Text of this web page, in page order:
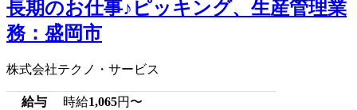
長期のお仕事♪ピッキング、生産管理業
務：盛岡市
株式会社テクノ・サービス
給与 時給1,065円〜